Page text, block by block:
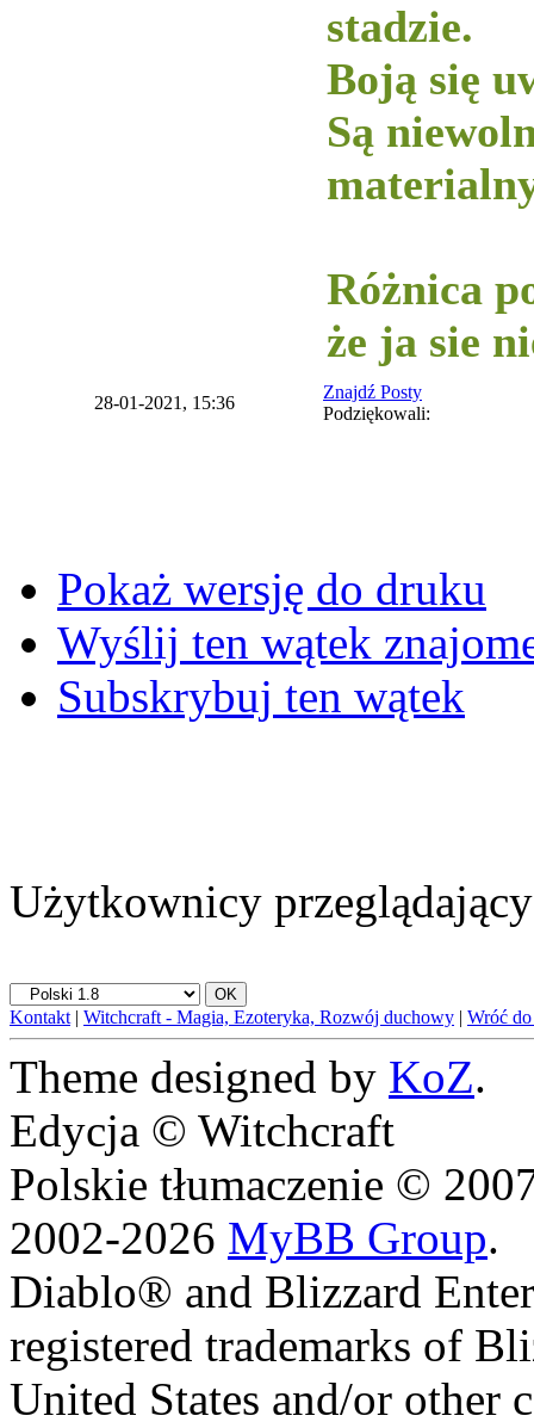
stadzie.
Boją się
Są
Różnica
że ja sie
28-01-2021, 15:36
Znajdź Posty
Podziękowali:
Pokaż wersję do druku
Wyślij ten wątek
Subskrybuj ten wątek
Użytkownicy
Kontakt | Witchcraft - Magia, Ezoteryka, Rozwój duchowy | Wróć
Theme designed by KoZ.
Edycja © Witchcraft
Polskie tłumaczenie ©
2002-2026 MyBB Group.
Diablo® and Blizzard
registered trademarks of
United States and/or other